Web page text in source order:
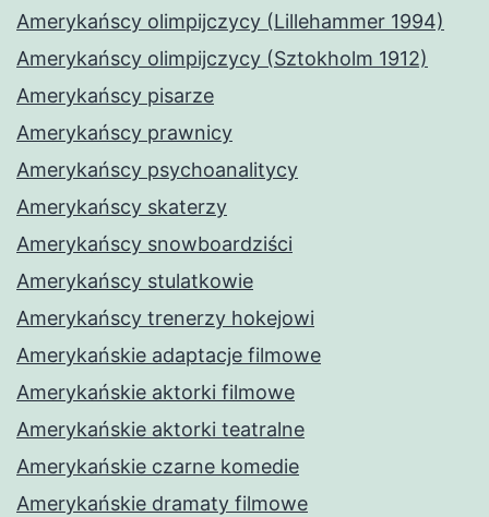
Amerykańscy olimpijczycy (Lillehammer 1994)
Amerykańscy olimpijczycy (Sztokholm 1912)
Amerykańscy pisarze
Amerykańscy prawnicy
Amerykańscy psychoanalitycy
Amerykańscy skaterzy
Amerykańscy snowboardziści
Amerykańscy stulatkowie
Amerykańscy trenerzy hokejowi
Amerykańskie adaptacje filmowe
Amerykańskie aktorki filmowe
Amerykańskie aktorki teatralne
Amerykańskie czarne komedie
Amerykańskie dramaty filmowe